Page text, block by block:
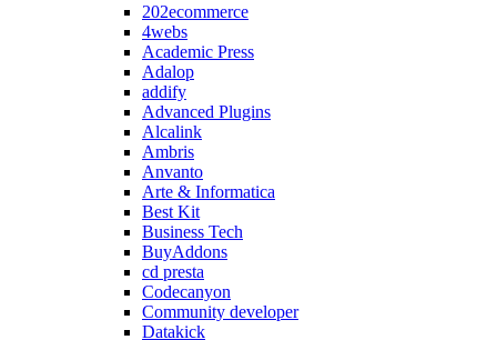
202ecommerce
4webs
Academic Press
Adalop
addify
Advanced Plugins
Alcalink
Ambris
Anvanto
Arte & Informatica
Best Kit
Business Tech
BuyAddons
cd presta
Codecanyon
Community developer
Datakick